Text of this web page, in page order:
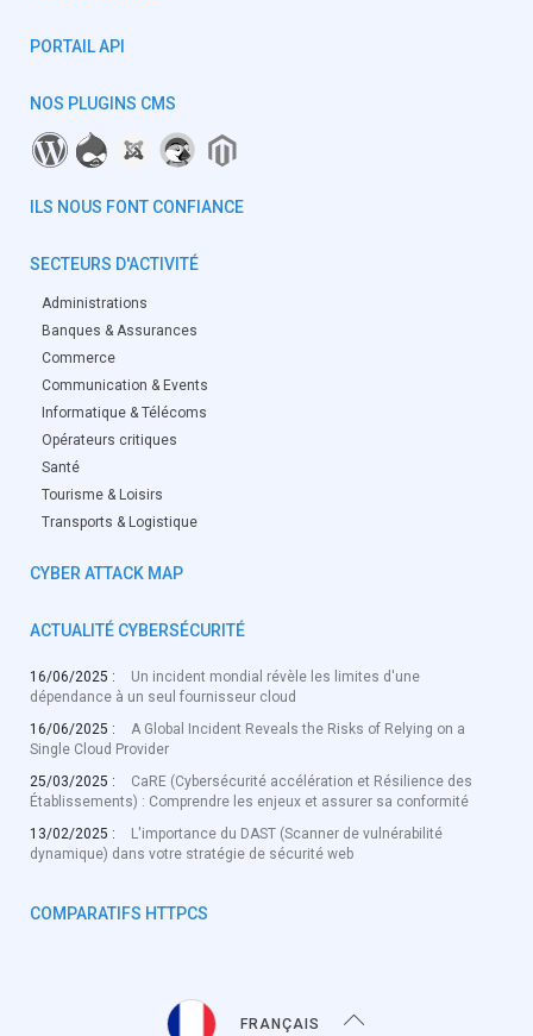
PORTAIL API
NOS PLUGINS CMS
ILS NOUS FONT CONFIANCE
SECTEURS D'ACTIVITÉ
Administrations
Banques & Assurances
Commerce
Communication & Events
Informatique & Télécoms
Opérateurs critiques
Santé
Tourisme & Loisirs
Transports & Logistique
CYBER ATTACK MAP
ACTUALITÉ CYBERSÉCURITÉ
16/06/2025 :
Un incident mondial révèle les limites d'une
dépendance à un seul fournisseur cloud
16/06/2025 :
A Global Incident Reveals the Risks of Relying on a
Single Cloud Provider
25/03/2025 :
CaRE (Cybersécurité accélération et Résilience des
Établissements) : Comprendre les enjeux et assurer sa conformité
13/02/2025 :
L'importance du DAST (Scanner de vulnérabilité
dynamique) dans votre stratégie de sécurité web
COMPARATIFS HTTPCS
FRANÇAIS